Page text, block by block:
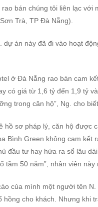
rao bán chúng tôi liên lạc
Trà, TP Đà Nẵng).
dự án này đã đi vào hoạt
ở Đà Nẵng rao bán cam
có giá từ 1,6 tỷ đến 1,9 tỷ
trong căn hộ”, Ng. cho biết.
hồ sơ pháp lý, căn hộ được
Bình Green không cam kết
đầu tư hay hứa ra sổ lâu
tầm 50 năm”, nhân viên này
của mình một người tên
hồng cho khách. Nhưng khi